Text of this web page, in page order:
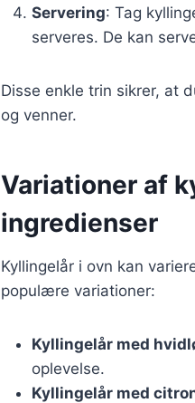
Servering: Tag
serveres. De kan
Disse enkle trin sikrer, at
og venner.
Variationer af
ingredienser
Kyllingelår i ovn kan
populære variationer:
Kyllingelår med
oplevelse.
Kyllingelår med